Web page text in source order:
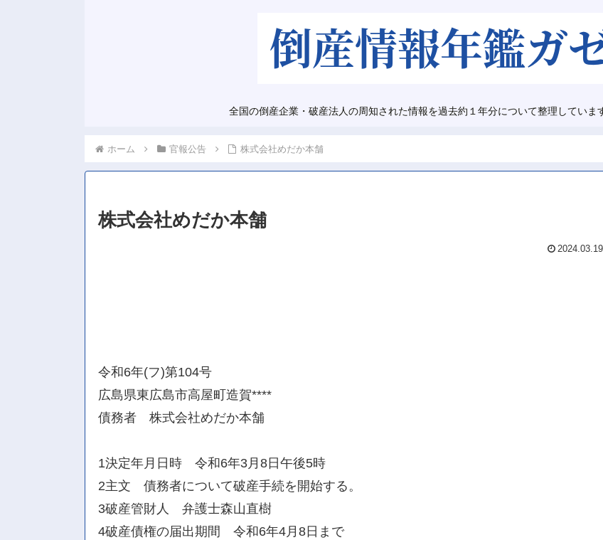
全国の倒産企業・破産法人の周知された情報を過去約１年分について整理していま
ホーム 官報公告 株式会社めだか本舗
株式会社めだか本舗
2024.03.19
令和6年(フ)第104号
広島県東広島市高屋町造賀****
債務者 株式会社めだか本舗
1決定年月日時 令和6年3月8日午後5時
2主文 債務者について破産手続を開始する。
3破産管財人 弁護士森山直樹
4破産債権の届出期間 令和6年4月8日まで